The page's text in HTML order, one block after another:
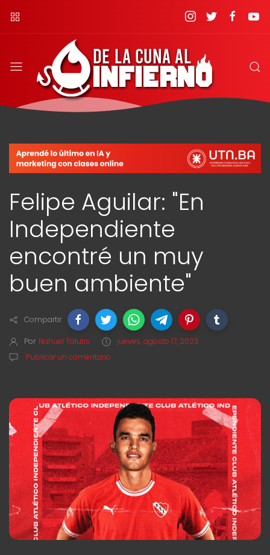
Felipe Aguilar: "En
Independiente
encontré un muy
buen ambiente"
Compartir
Por Nahuel Talutis
jueves, agosto 17, 2023
Publicar un comentario